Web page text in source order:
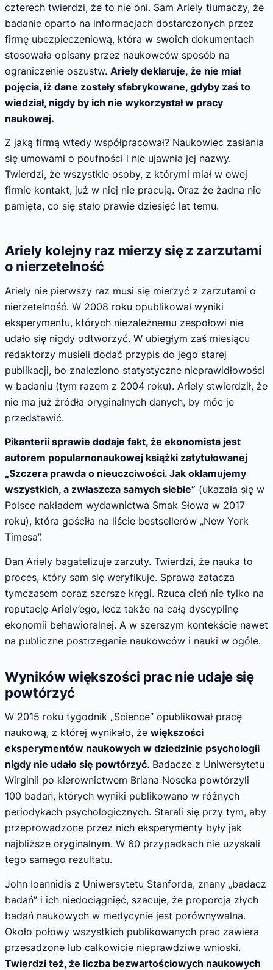
czterech twierdzi, że to nie oni. Sam Ariely tłumaczy, że
badanie oparto na informacjach dostarczonych przez
firmę ubezpieczeniową, która w swoich dokumentach
stosowała opisany przez naukowców sposób na
ograniczenie oszustw. Ariely deklaruje, że nie miał
pojęcia, iż dane zostały sfabrykowane, gdyby zaś to
wiedział, nigdy by ich nie wykorzystał w pracy
naukowej.
Z jaką firmą wtedy współpracował? Naukowiec zasłania
się umowami o poufności i nie ujawnia jej nazwy.
Twierdzi, że wszystkie osoby, z którymi miał w owej
firmie kontakt, już w niej nie pracują. Oraz że żadna nie
pamięta, co się stało prawie dziesięć lat temu.
Ariely kolejny raz mierzy się z zarzutami
o nierzetelność
Ariely nie pierwszy raz musi się mierzyć z zarzutami o
nierzetelność. W 2008 roku opublikował wyniki
eksperymentu, których niezależnemu zespołowi nie
udało się nigdy odtworzyć. W ubiegłym zaś miesiącu
redaktorzy musieli dodać przypis do jego starej
publikacji, bo znaleziono statystyczne nieprawidłowości
w badaniu (tym razem z 2004 roku). Ariely stwierdził, że
nie ma już źródła oryginalnych danych, by móc je
przedstawić.
Pikanterii sprawie dodaje fakt, że ekonomista jest
autorem popularnonaukowej książki zatytułowanej
„Szczera prawda o nieuczciwości. Jak okłamujemy
wszystkich, a zwłaszcza samych siebie” (ukazała się w
Polsce nakładem wydawnictwa Smak Słowa w 2017
roku), która gościła na liście bestsellerów „New York
Timesa”.
Dan Ariely bagatelizuje zarzuty. Twierdzi, że nauka to
proces, który sam się weryfikuje. Sprawa zatacza
tymczasem coraz szersze kręgi. Rzuca cień nie tylko na
reputację Ariely’ego, lecz także na całą dyscyplinę
ekonomii behawioralnej. A w szerszym kontekście nawet
na publiczne postrzeganie naukowców i nauki w ogóle.
Wyników większości prac nie udaje się
powtórzyć
W 2015 roku tygodnik „Science” opublikował pracę
naukową, z której wynikało, że większości
eksperymentów naukowych w dziedzinie psychologii
nigdy nie udało się powtórzyć. Badacze z Uniwersytetu
Wirginii po kierownictwem Briana Noseka powtórzyli
100 badań, których wyniki publikowano w różnych
periodykach psychologicznych. Starali się przy tym, aby
przeprowadzone przez nich eksperymenty były jak
najbliższe oryginalnym. W 60 przypadkach nie uzyskali
tego samego rezultatu.
John Ioannidis z Uniwersytetu Stanforda, znany „badacz
badań” i ich niedociągnięć, szacuje, że proporcja złych
badań naukowych w medycynie jest porównywalna.
Około połowy wszystkich publikowanych prac zawiera
przesadzone lub całkowicie nieprawdziwe wnioski.
Twierdzi też, że liczba bezwartościowych naukowych